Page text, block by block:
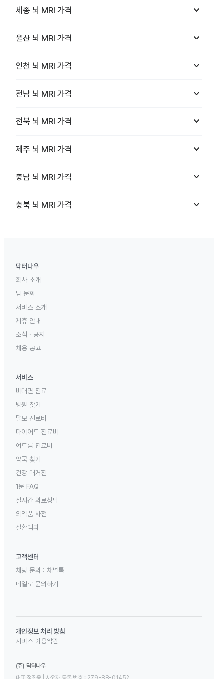
세종 뇌 MRI 가격 keyboard_arrow_down
울산 뇌 MRI 가격 keyboard_arrow_down
인천 뇌 MRI 가격 keyboard_arrow_down
전남 뇌 MRI 가격 keyboard_arrow_down
전북 뇌 MRI 가격 keyboard_arrow_down
제주 뇌 MRI 가격 keyboard_arrow_down
충남 뇌 MRI 가격 keyboard_arrow_down
충북 뇌 MRI 가격 keyboard_arrow_down
닥터나우
회사 소개
팀 문화
서비스 소개
제휴 안내
소식 · 공지
채용 공고
서비스
비대면 진료
병원 찾기
탈모 진료비
다이어트 진료비
여드름 진료비
약국 찾기
건강 매거진
1분 FAQ
실시간 의료상담
의약품 사전
질환백과
고객센터
채팅 문의 : 채널톡
메일로 문의하기
개인정보 처리 방침
서비스 이용약관
(주) 닥터나우
대표 정진웅 | 사업자 등록 번호 : 279-88-01452